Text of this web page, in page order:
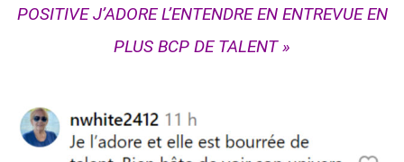
POSITIVE J’ADORE L’ENTENDRE EN ENTREVUE EN
PLUS BCP DE TALENT »